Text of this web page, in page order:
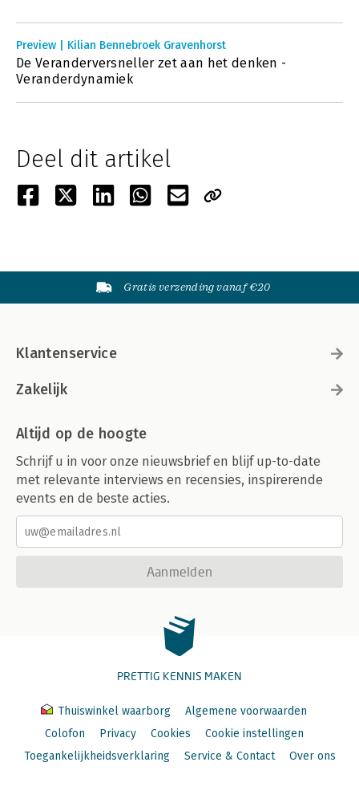
Preview | Kilian Bennebroek Gravenhorst
De Veranderversneller zet aan het denken -
Veranderdynamiek
Deel dit artikel
Gratis verzending vanaf €20
Klantenservice
Zakelijk
Altijd op de hoogte
Schrijf u in voor onze nieuwsbrief en blijf up-to-date
met relevante interviews en recensies, inspirerende
events en de beste acties.
Aanmelden
PRETTIG KENNIS MAKEN
Thuiswinkel waarborg
Algemene voorwaarden
Colofon
Privacy Cookies
Cookie instellingen
Toegankelijkheidsverklaring
Service & Contact Over ons